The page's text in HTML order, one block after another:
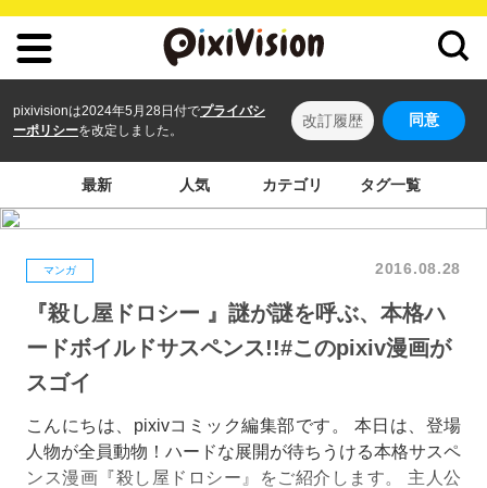
pixivisionは2024年5月28日付でプライバシ
ーポリシーを改定しました。
改訂履歴 同意
最新 人気 カテゴリ タグ一覧
マンガ 2016.08.28
『殺し屋ドロシー 』謎が謎を呼ぶ、本格ハ
ードボイルドサスペンス!!#このpixiv漫画が
スゴイ
こんにちは、pixivコミック編集部です。 本日は、登場
人物が全員動物！ハードな展開が待ちうける本格サスペ
ンス漫画『殺し屋ドロシー』をご紹介します。 主人公